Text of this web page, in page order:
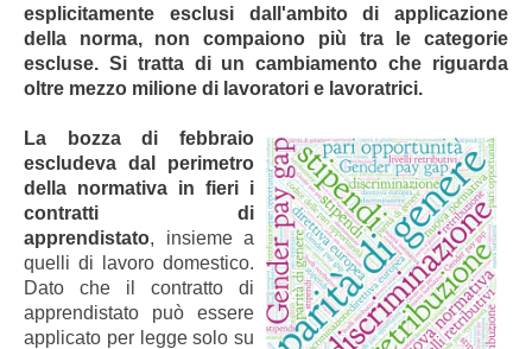
esplicitamente esclusi dall'ambito di applicazione
della norma, non compaiono più tra le categorie
escluse. Si tratta di un cambiamento che riguarda
oltre mezzo milione di lavoratori e lavoratrici.
La bozza di febbraio
escludeva dal perimetro
della normativa in fieri i
contratti di
apprendistato, insieme a
quelli di lavoro domestico.
Dato che il contratto di
apprendistato può essere
applicato per legge solo su